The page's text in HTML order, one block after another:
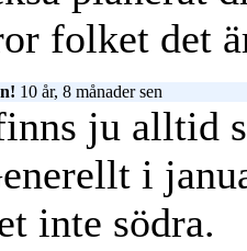
folket det
10 år, 8 månader sen
ju alltid
i
inte södra.